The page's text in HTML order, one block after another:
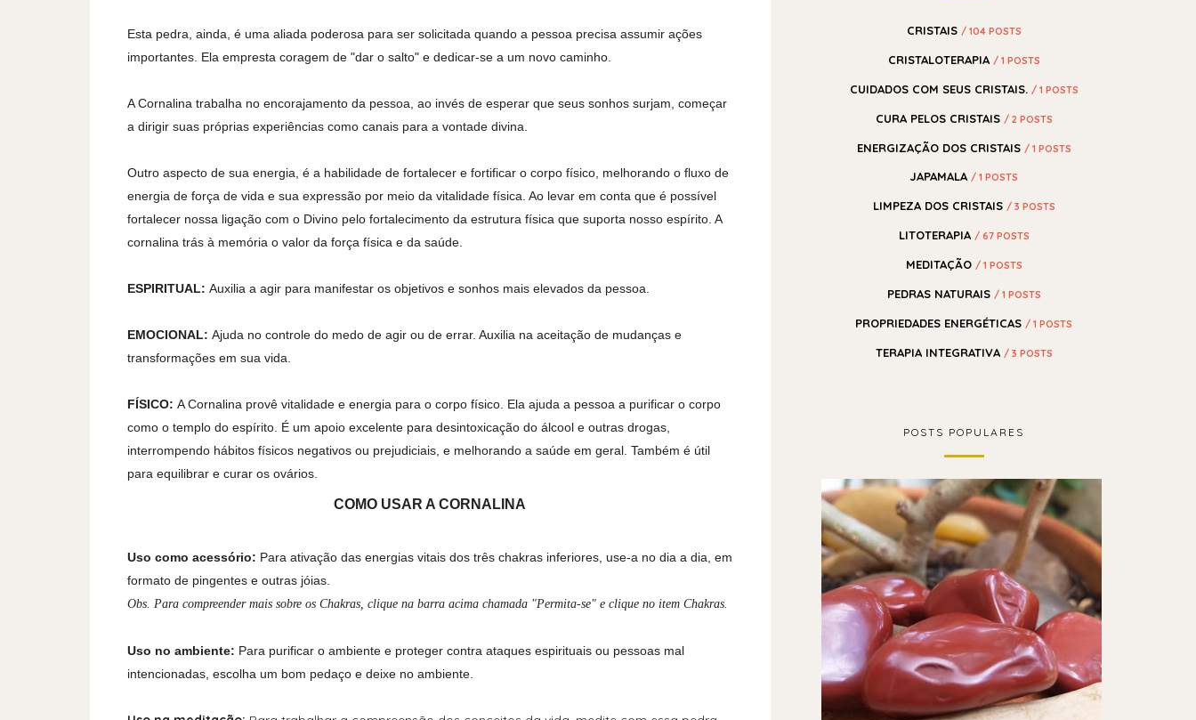
Esta pedra, ainda, é uma aliada poderosa para ser solicitada quando a pessoa precisa assumir ações
importantes. Ela empresta coragem de "dar o salto" e dedicar-se a um novo caminho.
A Cornalina trabalha no encorajamento da pessoa, ao invés de esperar que seus sonhos surjam, começar
a dirigir suas próprias experiências como canais para a vontade divina.
Outro aspecto de sua energia, é a habilidade de fortalecer e fortificar o corpo físico, melhorando o fluxo de
energia de força de vida e sua expressão por meio da vitalidade física. Ao levar em conta que é possível
fortalecer nossa ligação com o Divino pelo fortalecimento da estrutura física que suporta nosso espírito. A
cornalina trás à memória o valor da força física e da saúde.
ESPIRITUAL: Auxilia a agir para manifestar os objetivos e sonhos mais elevados da pessoa.
EMOCIONAL: Ajuda no controle do medo de agir ou de errar. Auxilia na aceitação de mudanças e
transformações em sua vida.
FÍSICO: A Cornalina provê vitalidade e energia para o corpo físico. Ela ajuda a pessoa a purificar o corpo
como o templo do espírito. É um apoio excelente para desintoxicação do álcool e outras drogas,
interrompendo hábitos físicos negativos ou prejudiciais, e melhorando a saúde em geral. Também é útil
para equilibrar e curar os ovários.
COMO USAR A CORNALINA
Uso como acessório: Para ativação das energias vitais dos três chakras inferiores, use-a no dia a dia, em
formato de pingentes e outras jóias.
Obs. Para compreender mais sobre os Chakras, clique na barra acima chamada "Permita-se" e clique no item Chakras.
Uso no ambiente: Para purificar o ambiente e proteger contra ataques espirituais ou pessoas mal
intencionadas, escolha um bom pedaço e deixe no ambiente.
CRISTAIS / 104 POSTS
CRISTALOTERAPIA / 1 POSTS
CUIDADOS COM SEUS CRISTAIS. / 1 POSTS
CURA PELOS CRISTAIS / 2 POSTS
ENERGIZAÇÃO DOS CRISTAIS / 1 POSTS
JAPAMALA/ 1 POSTS
LIMPEZA DOS CRISTAIS / 3 POSTS
LITOTERAPIA / 67 POSTS
MEDITAÇÃO / 1 POSTS
PEDRAS NATURAIS / 1 POSTS
PROPRIEDADES ENERGÉTICAS / 1 POSTS
TERAPIA INTEGRATIVA / 3 POSTS
POSTS POPULARES